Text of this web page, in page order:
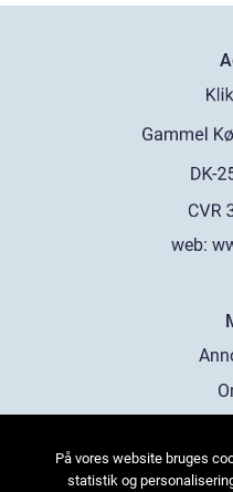
web:
På vores website bruges
statistik og